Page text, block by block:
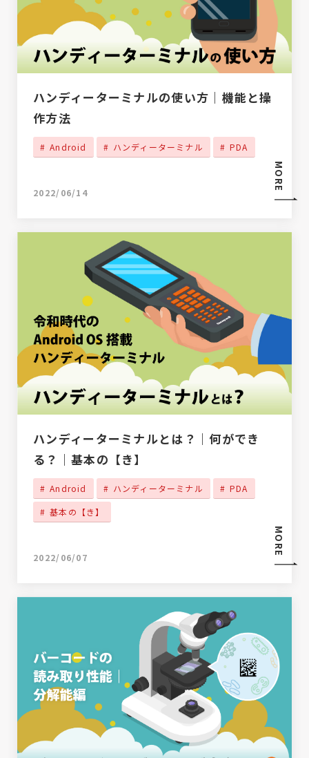
MORE
ハンディーターミナルの使い方｜機能と操
作方法
Android ハンディーターミナル PDA
2022/06/14
MORE
ハンディーターミナルとは？｜何ができ
る？｜基本の【き】
Android ハンディーターミナル
PDA
基本の【き】
2022/06/07